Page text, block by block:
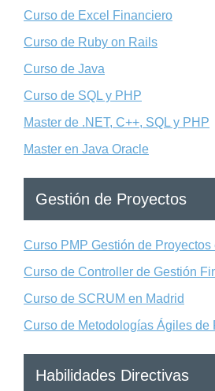
Curso de Excel Financiero
Curso de Ruby on Rails
Curso de Java
Curso de SQL y PHP
Master de .NET, C++, SQL y PHP
Master en Java Oracle
Gestión de Proyectos
Curso PMP Gestión de Proyectos
Curso de Controller de Gestión
Curso de SCRUM en Madrid
Curso de Metodologías Ágiles de
Habilidades Directivas